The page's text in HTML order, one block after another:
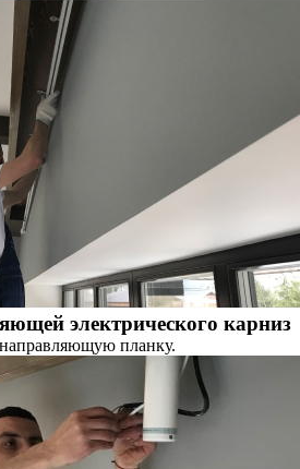
электрического карниз
планку.